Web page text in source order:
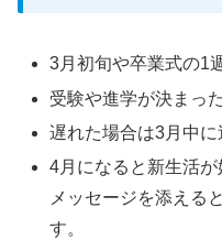
3月初旬や卒業式の1
受験や進学が決まっ
遅れた場合は3月中に
4月になると新生活
メッセージを添える
す。